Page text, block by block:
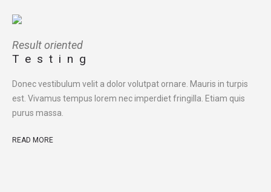
Result oriented
Testing
Donec vestibulum velit a dolor volutpat ornare. Mauris in turpis
est. Vivamus tempus lorem nec imperdiet fringilla. Etiam quis
purus massa.
READ MORE